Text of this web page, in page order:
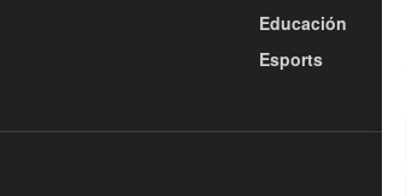
Educación
Esports